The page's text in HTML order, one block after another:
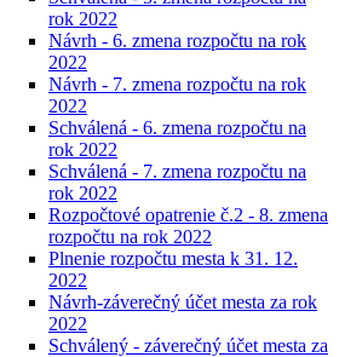
rok 2022
Návrh - 6. zmena rozpočtu na rok
2022
Návrh - 7. zmena rozpočtu na rok
2022
Schválená - 6. zmena rozpočtu na
rok 2022
Schválená - 7. zmena rozpočtu na
rok 2022
Rozpočtové opatrenie č.2 - 8. zmena
rozpočtu na rok 2022
Plnenie rozpočtu mesta k 31. 12.
2022
Návrh-záverečný účet mesta za rok
2022
Schválený - záverečný účet mesta za